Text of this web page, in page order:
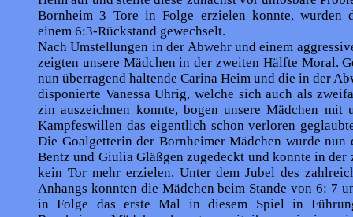
Bornheim 3 Tore in Folge erzielen konnte, wurden
einem 6:3-Rückstand gewechselt.
Nach Umstellungen in der Abwehr und einem
zeigten unsere Mädchen in der zweiten Hälfte Moral.
nun überragend haltende Carina Heim und die in der
disponierte Vanessa Uhrig, welche sich auch als
zin auszeichnen konnte, bogen unsere Mädchen mit
Kampfeswillen das eigentlich schon verlo­ren
Die Goalgetterin der Bornhei­mer Mädchen wurde nun
Bentz und Giulia Gläßgen zugedeckt und konnte in der
kein Tor mehr erzielen. Unter dem Jubel des
Anhangs konnten die Mädchen beim Stande von 6: 7
in Folge das erste Mal in diesem Spiel in